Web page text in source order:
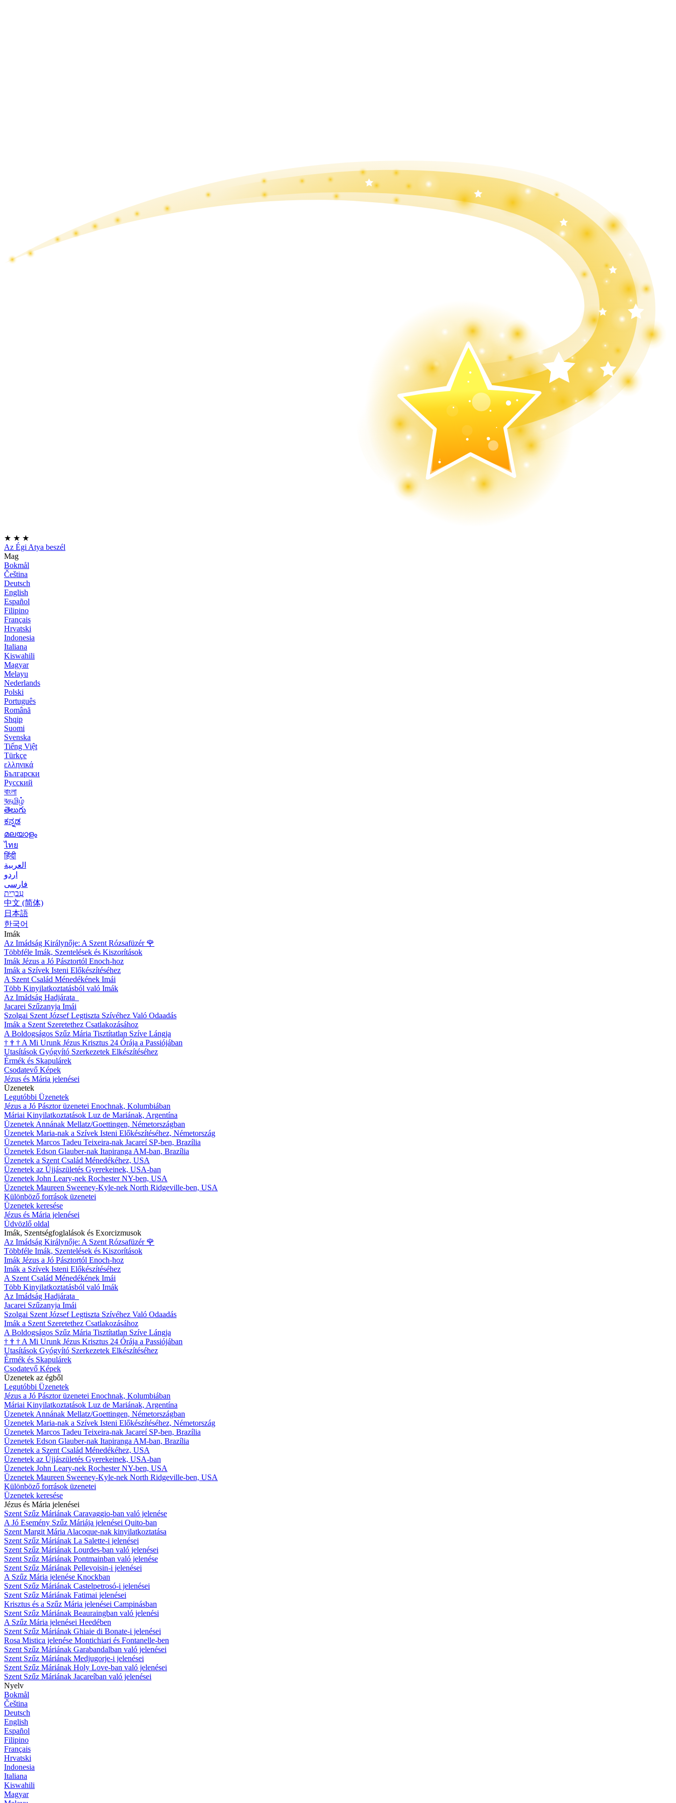
★ ★ ★
Az Égi Atya beszél
Mag
Bokmål
Čeština
Deutsch
English
Español
Filipino
Français
Hrvatski
Indonesia
Italiana
Kiswahili
Magyar
Melayu
Nederlands
Polski
Português
Română
Shqip
Suomi
Svenska
Tiếng Việt
Türkçe
ελληνικά
Български
Русский
বাংলা
বதமிழ்
తెలుగు
ಕನ್ನಡ
മലയാളം
ไทย
हिंदी
العربية
اردو
فارسی
עִברִית
中文 (简体)
日本語
한국어
Imák
Az Imádság Királynője: A Szent Rózsafüzér 🌹
Többféle Imák, Szentelések és Kiszorítások
Imák Jézus a Jó Pásztortól Enoch-hoz
Imák a Szívek Isteni Előkészítéséhez
A Szent Család Ménedékének Imái
Több Kinyilatkoztatásból való Imák
Az Imádság Hadjárata
Jacarei Szűzanyja Imái
Szolgai Szent József Legtiszta Szívéhez Való Odaadás
Imák a Szent Szeretethez Csatlakozásához
A Boldogságos Szűz Mária Tisztítatlan Szíve Lángja
† † † A Mi Urunk Jézus Krisztus 24 Órája a Passiójában
Utasítások Gyógyító Szerkezetek Elkészítéséhez
Érmék és Skapulárek
Csodatevő Képek
Jézus és Mária jelenései
Üzenetek
Legutóbbi Üzenetek
Jézus a Jó Pásztor üzenetei Enochnak, Kolumbiában
Máriai Kinyilatkoztatások Luz de Mariának, Argentína
Üzenetek Annának Mellatz/Goettingen, Németországban
Üzenetek Maria-nak a Szívek Isteni Előkészítéséhez, Németország
Üzenetek Marcos Tadeu Teixeira-nak Jacareí SP-ben, Brazília
Üzenetek Edson Glauber-nak Itapiranga AM-ban, Brazília
Üzenetek a Szent Család Ménedékéhez, USA
Üzenetek az Újjászületés Gyerekeinek, USA-ban
Üzenetek John Leary-nek Rochester NY-ben, USA
Üzenetek Maureen Sweeney-Kyle-nek North Ridgeville-ben, USA
Különböző források üzenetei
Üzenetek keresése
Jézus és Mária jelenései
Üdvözlő oldal
Imák, Szentségfoglalások és Exorcizmusok
Az Imádság Királynője: A Szent Rózsafüzér 🌹
Többféle Imák, Szentelések és Kiszorítások
Imák Jézus a Jó Pásztortól Enoch-hoz
Imák a Szívek Isteni Előkészítéséhez
A Szent Család Ménedékének Imái
Több Kinyilatkoztatásból való Imák
Az Imádság Hadjárata
Jacarei Szűzanyja Imái
Szolgai Szent József Legtiszta Szívéhez Való Odaadás
Imák a Szent Szeretethez Csatlakozásához
A Boldogságos Szűz Mária Tisztítatlan Szíve Lángja
† † † A Mi Urunk Jézus Krisztus 24 Órája a Passiójában
Utasítások Gyógyító Szerkezetek Elkészítéséhez
Érmék és Skapulárek
Csodatevő Képek
Üzenetek az égből
Legutóbbi Üzenetek
Jézus a Jó Pásztor üzenetei Enochnak, Kolumbiában
Máriai Kinyilatkoztatások Luz de Mariának, Argentína
Üzenetek Annának Mellatz/Goettingen, Németországban
Üzenetek Maria-nak a Szívek Isteni Előkészítéséhez, Németország
Üzenetek Marcos Tadeu Teixeira-nak Jacareí SP-ben, Brazília
Üzenetek Edson Glauber-nak Itapiranga AM-ban, Brazília
Üzenetek a Szent Család Ménedékéhez, USA
Üzenetek az Újjászületés Gyerekeinek, USA-ban
Üzenetek John Leary-nek Rochester NY-ben, USA
Üzenetek Maureen Sweeney-Kyle-nek North Ridgeville-ben, USA
Különböző források üzenetei
Üzenetek keresése
Jézus és Mária jelenései
Szent Szűz Máriának Caravaggio-ban való jelenése
A Jó Esemény Szűz Máriája jelenései Quito-ban
Szent Margit Mária Alacoque-nak kinyilatkoztatása
Szent Szűz Máriának La Salette-i jelenései
Szent Szűz Máriának Lourdes-ban való jelenései
Szent Szűz Máriának Pontmainban való jelenése
Szent Szűz Máriának Pellevoisin-i jelenései
A Szűz Mária jelenése Knockban
Szent Szűz Máriának Castelpetrosó-i jelenései
Szent Szűz Máriának Fatimai jelenései
Krisztus és a Szűz Mária jelenései Campinásban
Szent Szűz Máriának Beauraingban való jelenési
A Szűz Mária jelenései Heedében
Szent Szűz Máriának Ghiaie di Bonate-i jelenései
Rosa Mistica jelenése Montichiari és Fontanelle-ben
Szent Szűz Máriának Garabandalban való jelenései
Szent Szűz Máriának Medjugorje-i jelenései
Szent Szűz Máriának Holy Love-ban való jelenései
Szent Szűz Máriának Jacareíban való jelenései
Nyelv
Bokmål
Čeština
Deutsch
English
Español
Filipino
Français
Hrvatski
Indonesia
Italiana
Kiswahili
Magyar